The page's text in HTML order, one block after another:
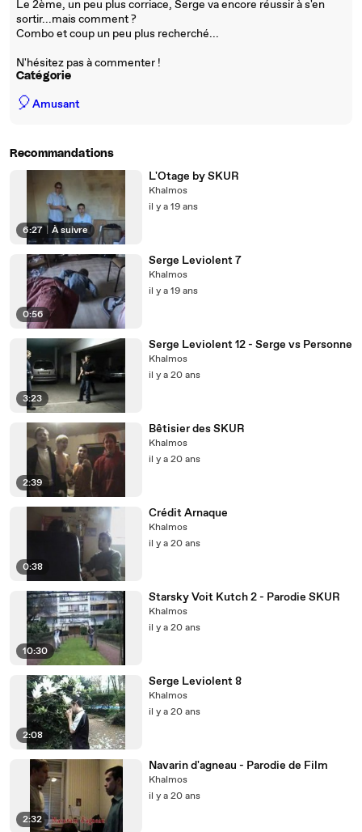
Le 2ème, un peu plus corriace, Serge va encore réussir à s'en
sortir...mais comment ?
Combo et coup un peu plus recherché...
N'hésitez pas à commenter !
Catégorie
🎈Amusant
Recommandations
6:27 | À suivre
L'Otage by SKUR
Khalmos
il y a 19 ans
0:56
Serge Leviolent 7
Khalmos
il y a 19 ans
3:23
Serge Leviolent 12 - Serge vs Personne
Khalmos
il y a 20 ans
2:39
Bêtisier des SKUR
Khalmos
il y a 20 ans
0:38
Crédit Arnaque
Khalmos
il y a 20 ans
10:30
Starsky Voit Kutch 2 - Parodie SKUR
Khalmos
il y a 20 ans
2:08
Serge Leviolent 8
Khalmos
il y a 20 ans
2:32
Navarin d'agneau - Parodie de Film
Khalmos
il y a 20 ans